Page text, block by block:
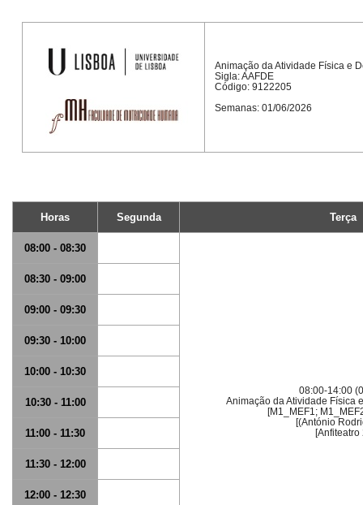
Animação da Atividade Física e
Sigla: AAFDE
Código: 9122205
Semanas: 01/06/2026
Horas Segunda Terça
08:00 - 08:30
08:00-14:00
Animação da Atividade Física
[M1_MEF1;
[(António
[Anfiteatro
08:30 - 09:00
09:00 - 09:30
09:30 - 10:00
10:00 - 10:30
10:30 - 11:00
11:00 - 11:30
11:30 - 12:00
12:00 - 12:30